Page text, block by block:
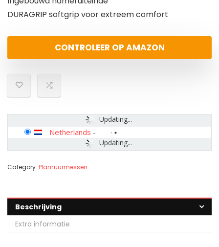
DURAGRIP softgrip voor extreem comfort
CONTROLEER OP AMAZON
Updating...
Updating...
Netherlands -
Category: Plamuurmessen
Beschrijving
Extra informatie